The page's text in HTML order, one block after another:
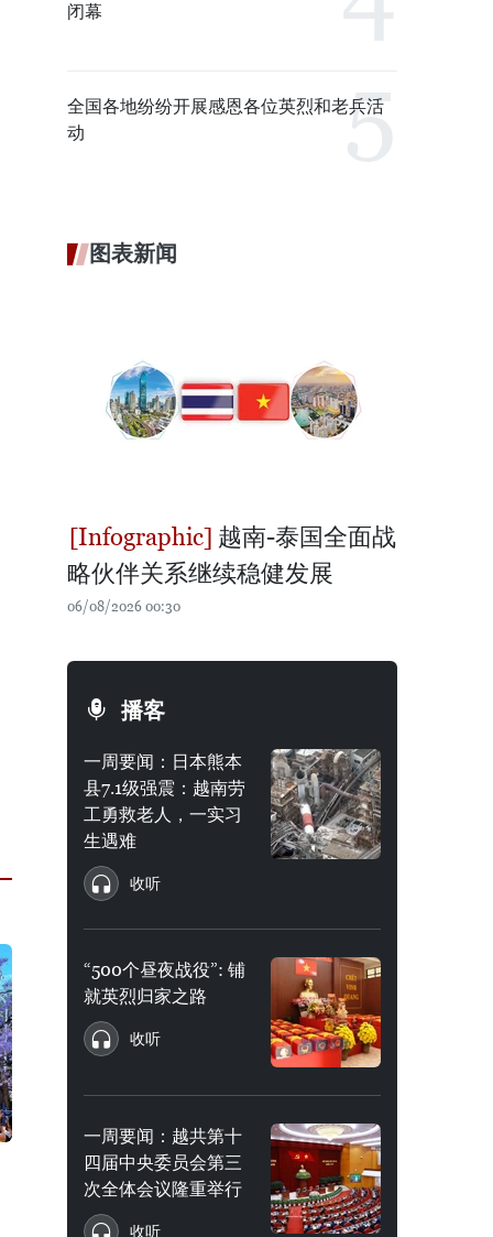
闭幕
全国各地纷纷开展感恩各位英烈和老兵活
动
图表新闻
越南-泰国全面战
略伙伴关系继续稳健发展
06/08/2026 00:30
播客
一周要闻：日本熊本
县7.1级强震：越南劳
工勇救老人，一实习
生遇难
收听
“500个昼夜战役”: 铺
就英烈归家之路
收听
一周要闻：越共第十
四届中央委员会第三
次全体会议隆重举行
收听